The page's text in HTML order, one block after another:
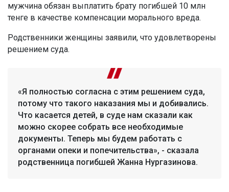
мужчина обязан выплатить брату погибшей 10 млн
тенге в качестве компенсации морального вреда.
Родственники женщины заявили, что удовлетворены
решением суда.
«Я полностью согласна с этим решением суда,
потому что такого наказания мы и добивались.
Что касается детей, в суде нам сказали как
можно скорее собрать все необходимые
документы. Теперь мы будем работать с
органами опеки и попечительства», - сказала
родственница погибшей Жанна Нургазинова.